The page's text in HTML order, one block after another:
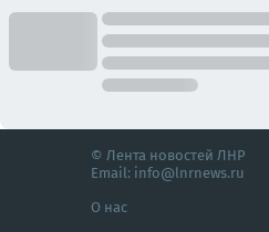
© Лента новостей ЛНР
Email: info@lnrnews.ru
О нас